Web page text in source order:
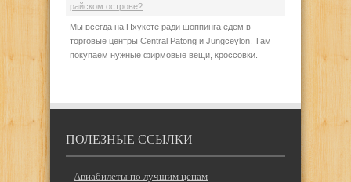
райском острове?
Мы всегда на Пхукете ради шоппинга едем в
торговые центры Central Patong и Jungceylon. Там
покупаем нужные фирмовые вещи, кроссовки.
ПОЛЕЗНЫЕ ССЫЛКИ
Авиабилеты по лучшим ценам